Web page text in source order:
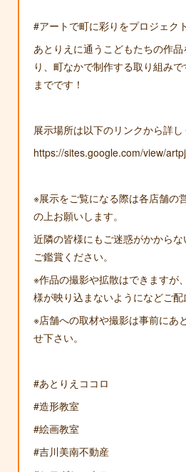
#アートで町に彩りをプロジェ
あとりえに通うこどもたちの作
り、町なかで制作する取り組み
までです！
展示場所は以下のリンクから詳
https://sites.google.com/view/
※展示をご覧になる際は各店舗の
の上お願いします。
近隣の皆様にもご迷惑がかから
ご鑑賞ください。
※作品の撮影や拡散はできますが
様が映り込まないようになどご配
※店舗への取材や撮影は事前にあ
せ下さい。
#あとりえココロ
#造形教室
#絵画教室
#吉川美南不動産